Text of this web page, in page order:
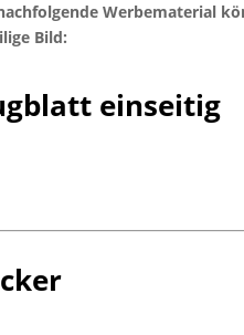
Werbematerial
Bild:
einseitig